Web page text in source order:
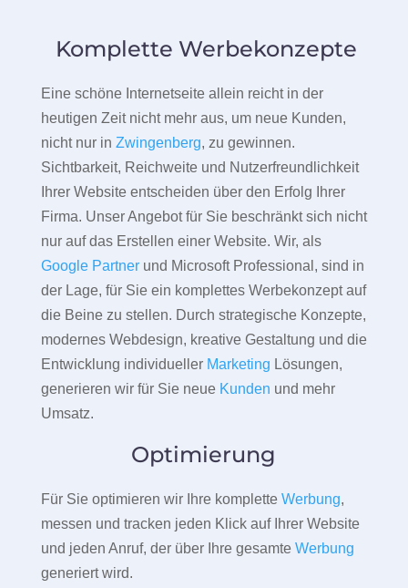
Komplette Werbekonzepte
Eine schöne Internetseite allein reicht in der
heutigen Zeit nicht mehr aus, um neue Kunden,
nicht nur in Zwingenberg, zu gewinnen.
Sichtbarkeit, Reichweite und Nutzerfreundlichkeit
Ihrer Website entscheiden über den Erfolg Ihrer
Firma. Unser Angebot für Sie beschränkt sich nicht
nur auf das Erstellen einer Website. Wir, als
Google Partnerund Microsoft Professional, sind in
der Lage, für Sie ein komplettes Werbekonzept auf
die Beine zu stellen. Durch strategische Konzepte,
modernes Webdesign, kreative Gestaltung und die
Entwicklung individueller Marketing Lösungen,
generieren wir für Sie neue Kunden und mehr
Umsatz.
Optimierung
Für Sie optimieren wir Ihre komplette Werbung,
messen und tracken jeden Klick auf Ihrer Website
und jeden Anruf, der über Ihre gesamte Werbung
generiert wird.